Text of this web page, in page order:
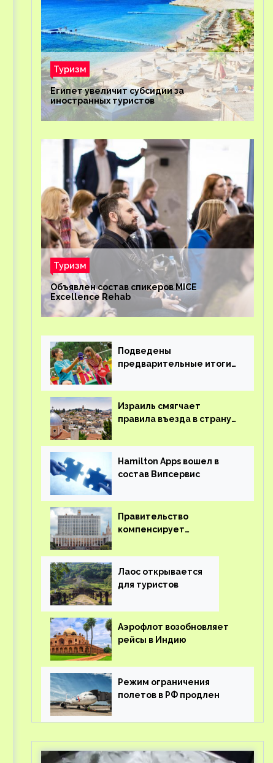
Туризм
Египет увеличит субсидии за
иностранных туристов
Туризм
Объявлен состав спикеров MICE
Excellence Rehab
Подведены
предварительные итоги
Израиль смягчает
правила въезда в страну
Hamilton Apps вошел в
состав Випсервис
Правительство
компенсирует
на вывоз россиян из-за
рубежа
Лаос открывается
для туристов
Аэрофлот возобновляет
рейсы в Индию
Режим ограничения
полетов в РФ продлен